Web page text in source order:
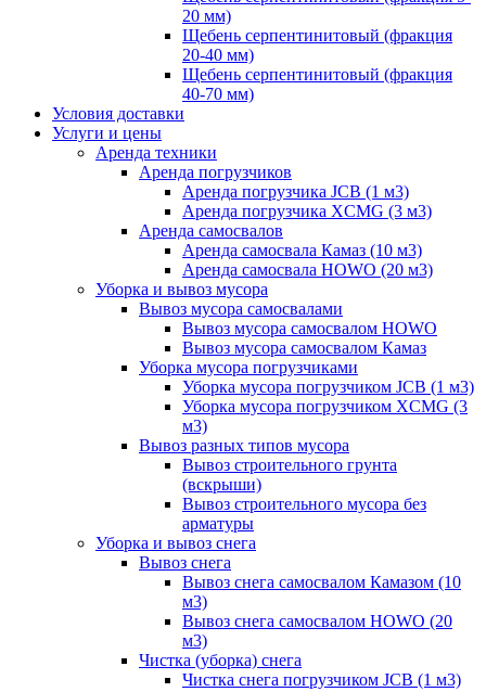
20 мм)
Щебень серпентинитовый (фракция
20-40 мм)
Щебень серпентинитовый (фракция
40-70 мм)
Условия доставки
Услуги и цены
Аренда техники
Аренда погрузчиков
Аренда погрузчика JCB (1 м3)
Аренда погрузчика XCMG (3 м3)
Аренда самосвалов
Аренда самосвала Камаз (10 м3)
Аренда самосвала HOWO (20 м3)
Уборка и вывоз мусора
Вывоз мусора самосвалами
Вывоз мусора самосвалом HOWO
Вывоз мусора самосвалом Камаз
Уборка мусора погрузчиками
Уборка мусора погрузчиком JCB (1 м3)
Уборка мусора погрузчиком XCMG (3
м3)
Вывоз разных типов мусора
Вывоз строительного грунта
(вскрыши)
Вывоз строительного мусора без
арматуры
Уборка и вывоз снега
Вывоз снега
Вывоз снега самосвалом Камазом (10
м3)
Вывоз снега самосвалом HOWO (20
м3)
Чистка (уборка) снега
Чистка снега погрузчиком JCB (1 м3)